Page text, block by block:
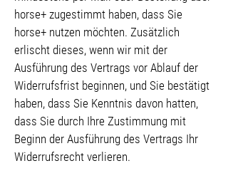
horse+ zugestimmt haben, dass Sie
horse+ nutzen möchten. Zusätzlich
erlischt dieses, wenn wir mit der
Ausführung des Vertrags vor Ablauf der
Widerrufsfrist beginnen, und Sie bestätigt
haben, dass Sie Kenntnis davon hatten,
dass Sie durch Ihre Zustimmung mit
Beginn der Ausführung des Vertrags Ihr
Widerrufsrecht verlieren.